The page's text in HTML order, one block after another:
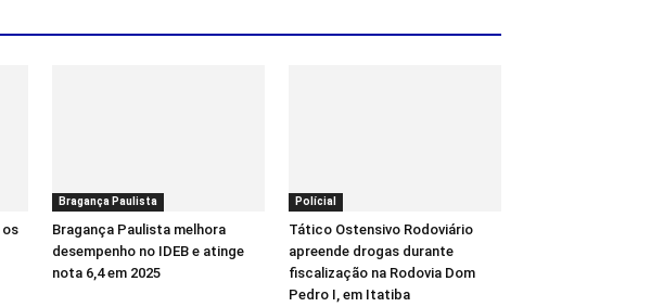
os
Bragança Paulista
Bragança Paulista melhora
desempenho no IDEB e atinge
nota 6,4 em 2025
Polícial
Tático Ostensivo Rodoviário
apreende drogas durante
fiscalização na Rodovia Dom
Pedro I, em Itatiba